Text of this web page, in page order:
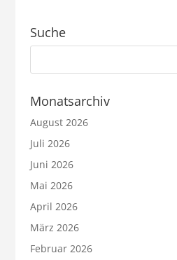
Suche
Monatsarchiv
August 2026
Juli 2026
Juni 2026
Mai 2026
April 2026
März 2026
Februar 2026